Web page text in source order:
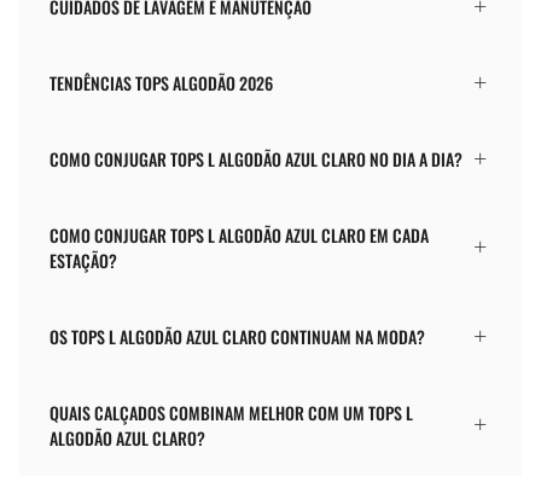
CUIDADOS DE LAVAGEM E MANUTENÇÃO
TENDÊNCIAS TOPS ALGODÃO 2026
COMO CONJUGAR TOPS L ALGODÃO AZUL CLARO NO DIA A DIA?
COMO CONJUGAR TOPS L ALGODÃO AZUL CLARO EM CADA
ESTAÇÃO?
OS TOPS L ALGODÃO AZUL CLARO CONTINUAM NA MODA?
QUAIS CALÇADOS COMBINAM MELHOR COM UM TOPS L
ALGODÃO AZUL CLARO?